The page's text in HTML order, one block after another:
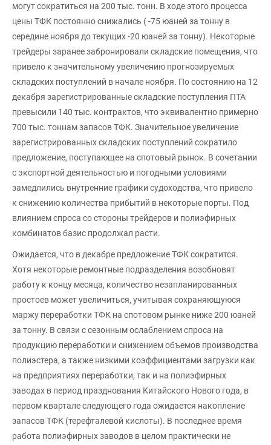
могут сократиться на 200 тыс. тонн. В ходе этого процесса
цены ТФК постоянно снижались ( -75 юаней за тонну в
середине ноября до текущих -20 юаней за тонну). Некоторые
трейдеры заранее забронировали складские помещения, что
привело к значительному увеличению прогнозируемых
складских поступлений в начале ноября. По состоянию на 12
декабря зарегистрированные складские поступления ПТА
превысили 140 тыс. контрактов, что эквивалентно примерно
700 тыс. тоннам запасов ТФК. Значительное увеличение
зарегистрированных складских поступлений сократило
предложение, поступающее на спотовый рынок. В сочетании
с экспортной деятельностью и погодными условиями
замедлились внутренние графики судоходства, что привело
к снижению количества прибытий в некоторые порты. Под
влиянием спроса со стороны трейдеров и полиэфирных
комбинатов базис продолжал расти.
Ожидается, что в декабре предложение ТФК сократится.
Хотя некоторые ремонтные подразделения возобновят
работу к концу месяца, количество незапланированных
простоев может увеличиться, учитывая сохраняющуюся
маржу переработки ТФК на спотовом рынке ниже 200 юаней
за тонну. В связи с сезонным ослаблением спроса на
продукцию переработки и снижением объемов производства
полиэстера, а также низкими коэффициентами загрузки как
на предприятиях переработки, так и на полиэфирных
заводах в период празднования Китайского Нового года, в
первом квартале следующего года ожидается накопление
запасов ТФК (терефталевой кислоты). В последнее время
работа полиэфирных заводов в целом практически не